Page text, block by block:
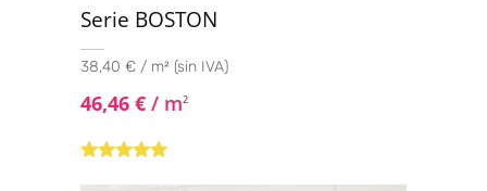
Serie BOSTON
38,40 € / m² (sin IVA)
46,46 € / m2